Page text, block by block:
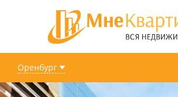
Оренбург